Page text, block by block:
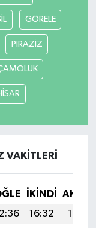
GÖRELE
PİRAZİZ
VAKITLERI
İKINDI
16:32
19:55